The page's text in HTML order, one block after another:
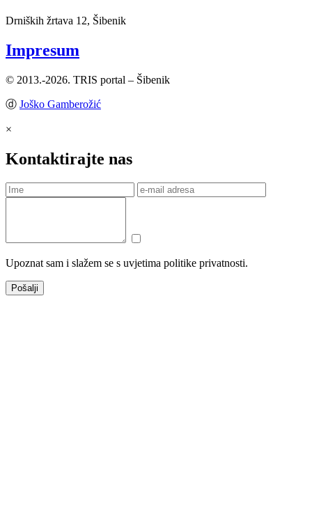
Drniških žrtava 12, Šibenik
Impresum
© 2013.-2026. TRIS portal – Šibenik
ⓓ Joško Gamberožić
×
Kontaktirajte nas
Upoznat sam i slažem se s uvjetima politike privatnosti.
Pošalji